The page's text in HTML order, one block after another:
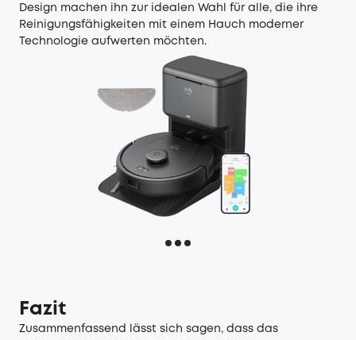
Design machen ihn zur idealen Wahl für alle, die ihre
Reinigungsfähigkeiten mit einem Hauch moderner
Technologie aufwerten möchten.
Fazit
Zusammenfassend lässt sich sagen, dass das